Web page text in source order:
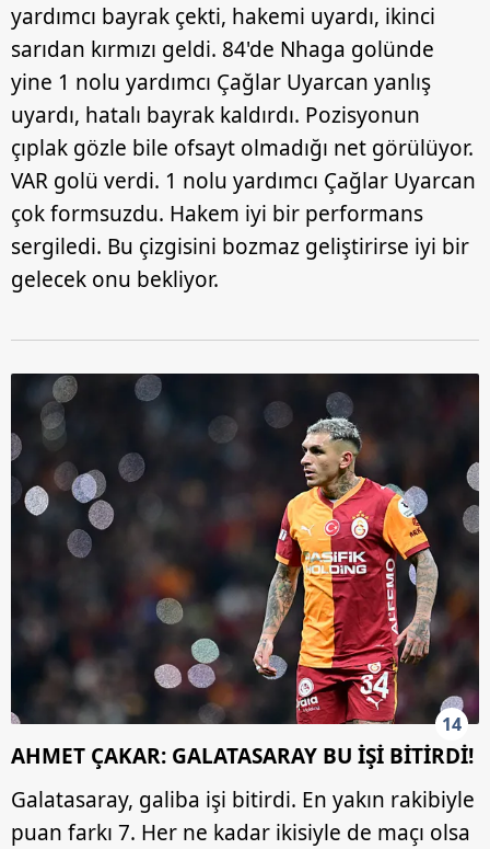
yardımcı bayrak çekti, hakemi uyardı, ikinci
sarıdan kırmızı geldi. 84'de Nhaga golünde
yine 1 nolu yardımcı Çağlar Uyarcan yanlış
uyardı, hatalı bayrak kaldırdı. Pozisyonun
çıplak gözle bile ofsayt olmadığı net görülüyor.
VAR golü verdi. 1 nolu yardımcı Çağlar Uyarcan
çok formsuzdu. Hakem iyi bir performans
sergiledi. Bu çizgisini bozmaz geliştirirse iyi bir
gelecek onu bekliyor.
14
AHMET ÇAKAR: GALATASARAY BU İŞİ BİTİRDİ!
Galatasaray, galiba işi bitirdi. En yakın rakibiyle
puan farkı 7. Her ne kadar ikisiyle de maçı olsa